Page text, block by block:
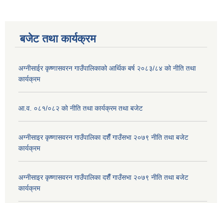
बजेट तथा कार्यक्रम
अग्नीसाईर कृष्णासवरन गाउँपालिकाको आर्थिक बर्ष २०८३/८४ को नीति तथा
कार्यक्रम
आ.व. ०८१/०८२ को नीति तथा कार्यक्रम तथा बजेट
अग्नीसाइर कृष्णासवरन गाउँपालिका दशैँ गाउँसभा २०७९ नीति तथा बजेट
कार्यक्रम
अग्नीसाइर कृष्णासवरन गाउँपालिका दशैँ गाउँसभा २०७९ नीति तथा बजेट
कार्यक्रम